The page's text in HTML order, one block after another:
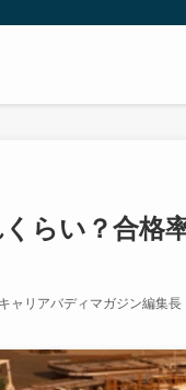
らい？合格
キャリアバディマガジン編集長